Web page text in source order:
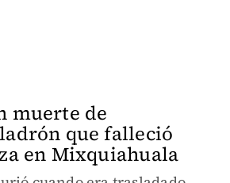
muerte de
que falleció
en Mixquiahuala